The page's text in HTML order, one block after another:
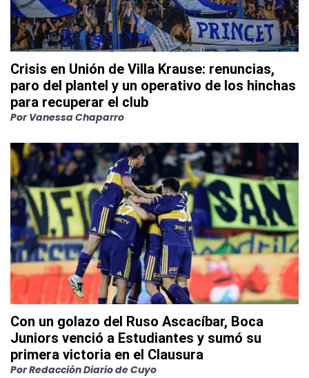
Crisis en Unión de Villa Krause: renuncias,
paro del plantel y un operativo de los hinchas
para recuperar el club
Por Vanessa Chaparro
Con un golazo del Ruso Ascacíbar, Boca
Juniors venció a Estudiantes y sumó su
primera victoria en el Clausura
PorRedacción Diario de Cuyo